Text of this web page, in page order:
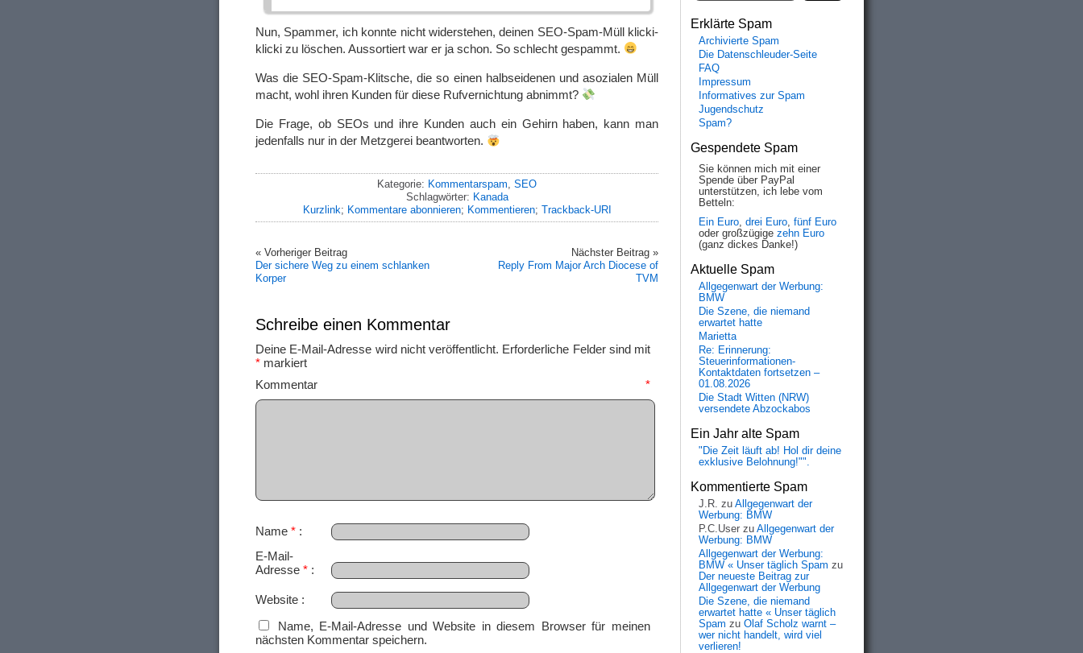
Nun, Spammer, ich konnte nicht widerstehen, deinen SEO-Spam-Müll klicki-
klicki zu löschen. Aussortiert war er ja schon. So schlecht gespammt.
Was die SEO-Spam-Klitsche, die so einen halbseidenen und asozialen Müll
macht, wohl ihren Kunden für diese Rufvernichtung abnimmt?
Die Frage, ob SEOs und ihre Kunden auch ein Gehirn haben, kann man
jedenfalls nur in der Metzgerei beantworten.
Kategorie: Kommentarspam, SEO
Schlagwörter: Kanada
Kurzlink; Kommentare abonnieren; Kommentieren; Trackback-URI
« Vorheriger Beitrag
Der sichere Weg zu einem schlanken
Korper
Nächster Beitrag »
Reply From Major Arch Diocese of
TVM
Schreibe einen Kommentar
Deine E-Mail-Adresse wird nicht veröffentlicht. Erforderliche Felder sind mit
* markiert
Kommentar *
Name *
E-Mail-
Adresse *
Website
Name, E-Mail-Adresse und Website in diesem Browser für meinen
nächsten Kommentar speichern.
Erklärte Spam
Archivierte Spam
Die Datenschleuder-Seite
FAQ
Impressum
Informatives zur Spam
Jugendschutz
Spam?
Gespendete Spam
Sie können mich mit einer
Spende über PayPal
unterstützen, ich lebe vom
Betteln:
Ein Euro, drei Euro, fünf Euro
oder großzügige zehn Euro
(ganz dickes Danke!)
Aktuelle Spam
Allgegenwart der Werbung:
BMW
Die Szene, die niemand
erwartet hatte
Marietta
Re: Erinnerung:
Steuerinformationen-
Kontaktdaten fortsetzen –
01.08.2026
Die Stadt Witten (NRW)
versendete Abzockabos
Ein Jahr alte Spam
"Die Zeit läuft ab! Hol dir deine
exklusive Belohnung!"".
Kommentierte Spam
J.R. zu Allgegenwart der
Werbung: BMW
P.C.User zu Allgegenwart der
Werbung: BMW
Allgegenwart der Werbung:
BMW « Unser täglich Spam zu
Der neueste Beitrag zur
Allgegenwart der Werbung
Die Szene, die niemand
erwartet hatte « Unser täglich
Spam zu Olaf Scholz warnt –
wer nicht handelt, wird viel
verlieren!